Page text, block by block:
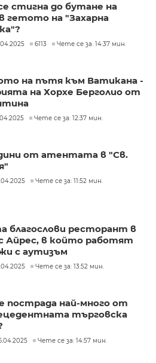
стигна до бутане на
гетото на "Захарна
6113 Чете се за: 14:37 мин.
на пътя към Ватикана -
на Хорхе Берголио от
Чете се за: 12:37 мин.
от атентата в "Св.
Чете се за: 11:52 мин.
благослови ресторант в
Айрес, в който работят
с аутизъм
Чете се за: 13:52 мин.
пострада най-много от
търговска
Чете се за: 14:57 мин.